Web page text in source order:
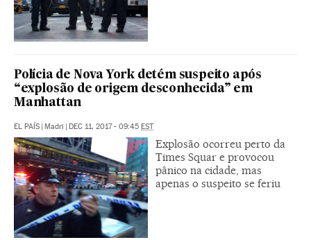
Polícia de Nova York detém suspeito após
“explosão de origem desconhecida” em
Manhattan
EL PAÍS | Madri | DEC 11, 2017 - 09:45 EST
Explosão ocorreu perto da
Times Squar e provocou
pânico na cidade, mas
apenas o suspeito se feriu